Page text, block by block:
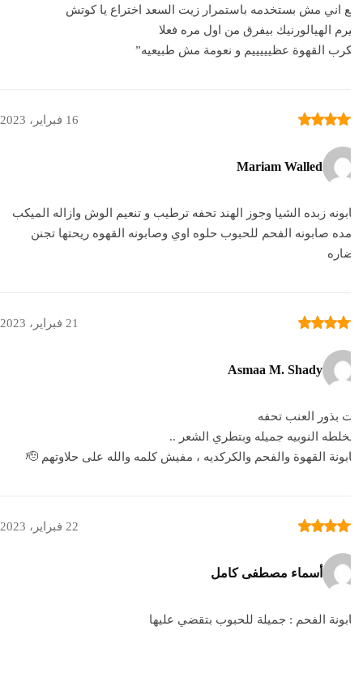
اني مش بستخدمه باستمرار زيت السعد اختراع يا كوتش
الهيالورنيك بيفرق من اول مره فعلا
القهوة عظيييييم و نعومة مش طبيعيه”
Mariam Walled
زبده الشيا وجوز الهند تحفه ترطيب و تنعيم الوش وازاله الميكب
صابونه الفحم للحبوب حلوه اوي وصابونه القهوه ريحتها تجنن
Asmaa M. Shady
بذور العنب تحفه
النوبيه جميله وبتطري الشعر ..
القهوة والفحم والكركديه ، مفيش كلمه والله على حلاوتهم 🫡
أسماء مصطفى كامل
الفحم : جميلة للحبوب بتقضي عليها